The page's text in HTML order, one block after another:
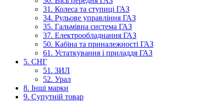
31. Колеса та ступиці ГАЗ
34. Рульове управління ГАЗ
35. Гальмівна система ГАЗ
37. Електрообладнання ГАЗ
50. Кабіна та приналежності ГАЗ
61. Устаткування і приладдя ГАЗ
5. СНГ
51. ЗИЛ
52. Урал
8. Інші марки
9. Супутній товар